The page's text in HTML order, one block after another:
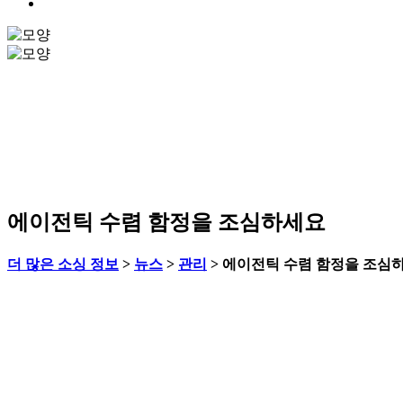
에이전틱 수렴 함정을 조심하세요
더 많은 소싱 정보 > 뉴스 > 관리 > 에이전틱 수렴 함정을 조심